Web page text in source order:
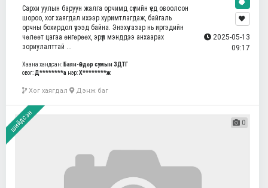
Сархи уулын баруун жалга орчимд сүүлийн үед овоолсон
шороо, хог хаягдал ихээр хуримтлагдаж, байгаль
орчны бохирдол үүсээд байна. Энэхүү газар нь иргэдийн
чөлөөт цагаа өнгөрөөх, эрүүл мэнддээ анхаарах
зориулалттай ...
Хаана хандсан: Баян-Өндөр сумын ЗДТГ
овог:Д********а нэр:Х********ж
Хог хаягдал Дэнж баг
2025-05-13
09:17
шийдсэн 0